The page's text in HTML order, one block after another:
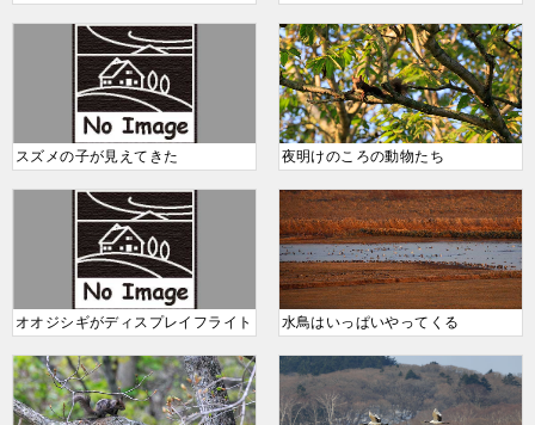
スズメの子が見えてきた 夜明けのころの動物たち
オオジシギがディスプレイフライト 水鳥はいっぱいやってくる